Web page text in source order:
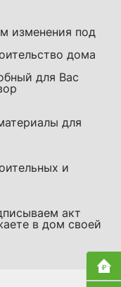
изменения под
для Вас
для
и
акт
в дом своей